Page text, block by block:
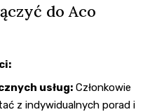
do Aco
usług: Członkowie
z indywidualnych porad i